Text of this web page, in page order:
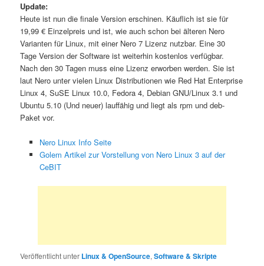
Update:
Heute ist nun die finale Version erschinen. Käuflich ist sie für
19,99 € Einzelpreis und ist, wie auch schon bei älteren Nero
Varianten für Linux, mit einer Nero 7 Lizenz nutzbar. Eine 30
Tage Version der Software ist weiterhin kostenlos verfügbar.
Nach den 30 Tagen muss eine Lizenz erworben werden. Sie ist
laut Nero unter vielen Linux Distributionen wie Red Hat Enterprise
Linux 4, SuSE Linux 10.0, Fedora 4, Debian GNU/Linux 3.1 und
Ubuntu 5.10 (Und neuer) lauffähig und liegt als rpm und deb-
Paket vor.
Nero Linux Info Seite
Golem Artikel zur Vorstellung von Nero Linux 3 auf der
CeBIT
Veröffentlicht unter Linux & OpenSource,Software & Skripte